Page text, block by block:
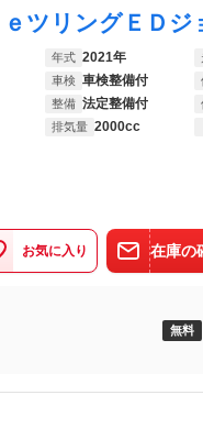
年式 2021年
車検 車検整備付
整備 法定整備付
排気量 2000cc
お気に入り 在庫の
無料